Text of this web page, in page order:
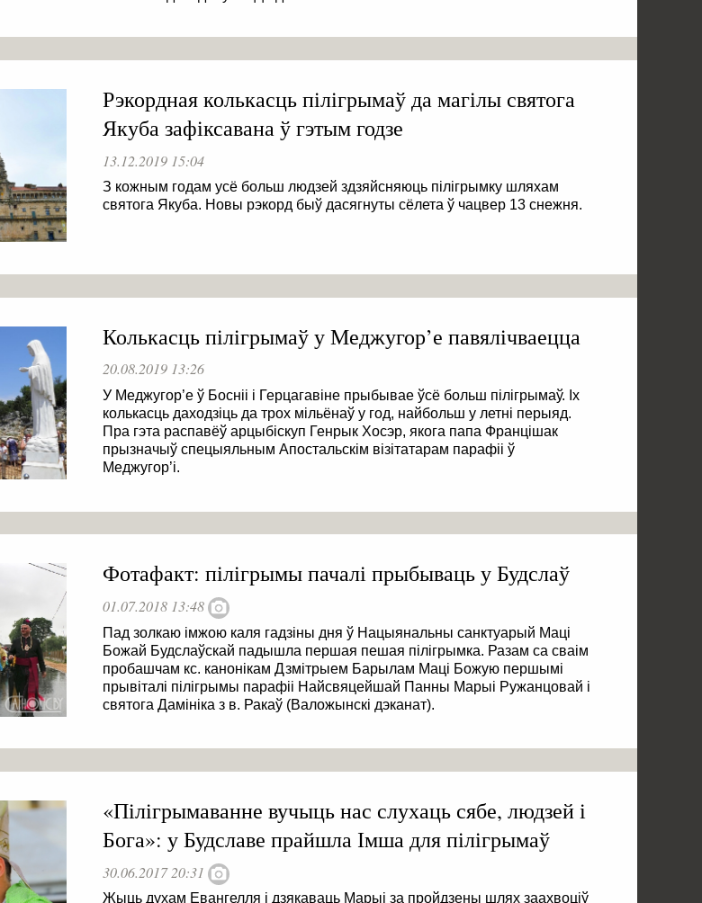
Рэкордная колькасць пілігрымаў да магілы святога
Якуба зафіксавана ў гэтым годзе
13.12.2019 15:04
З кожным годам усё больш людзей здзяйсняюць пілігрымку шляхам
святога Якуба. Новы рэкорд быў дасягнуты сёлета ў чацвер 13 снежня.
Колькасць пілігрымаў у Меджугор’е павялічваецца
20.08.2019 13:26
У Меджугор’е ў Босніі і Герцагавіне прыбывае ўсё больш пілігрымаў. Іх
колькасць даходзіць да трох мільёнаў у год, найбольш у летні перыяд.
Пра гэта распавёў арцыбіскуп Генрык Хосэр, якога папа Францішак
прызначыў спецыяльным Апостальскім візітатарам парафіі ў
Меджугор’і.
Фотафакт: пілігрымы пачалі прыбываць у Будслаў
01.07.2018 13:48
Пад золкаю імжою каля гадзіны дня ў Нацыянальны санктуарый Маці
Божай Будслаўскай падышла першая пешая пілігрымка. Разам са сваім
пробашчам кс. канонікам Дзмітрыем Барылам Маці Божую першымі
прывіталі пілігрымы парафіі Найсвяцейшай Панны Марыі Ружанцовай і
святога Дамініка з в. Ракаў (Валожынскі дэканат).
«Пілігрымаванне вучыць нас слухаць сябе, людзей і
Бога»: у Будславе прайшла Імша для пілігрымаў
30.06.2017 20:31
Жыць духам Евангелля і дзякаваць Марыі за пройдзены шлях заахвоціў